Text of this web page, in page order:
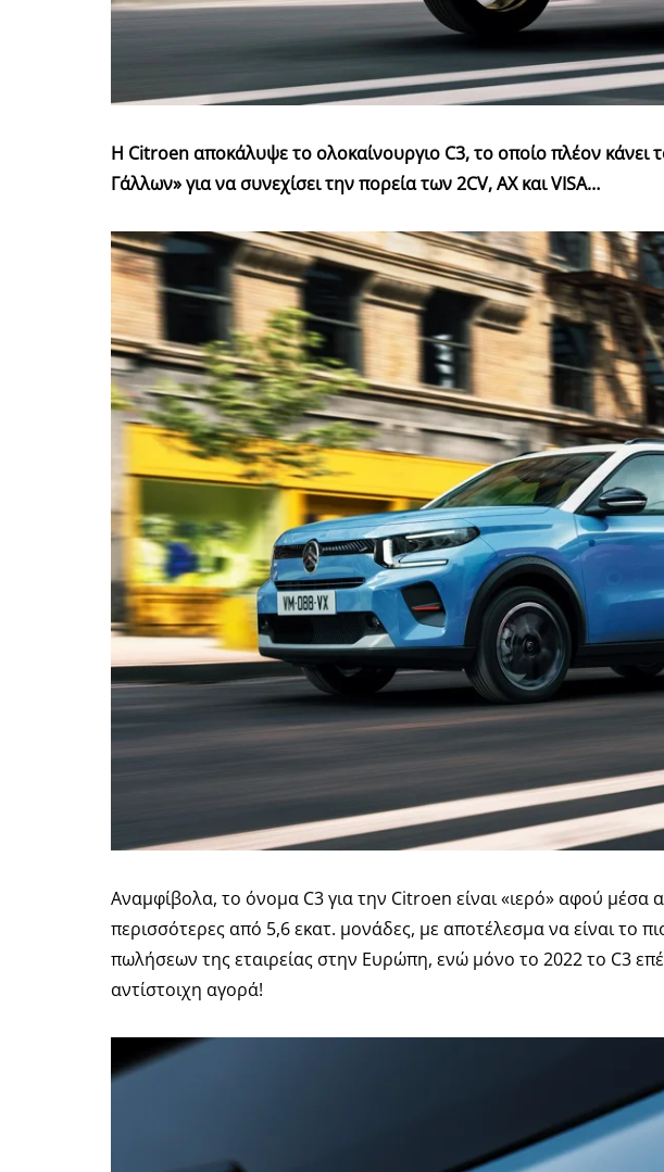
Η Citroen αποκάλυψε το ολοκαίνουργιο C3, το οποίο πλέον
Γάλλων» για να συνεχίσει την πορεία των 2CV, AX και VISA…
Αναμφίβολα, το όνομα C3 για την Citroen είναι «ιερό» αφού μέσα
περισσότερες από 5,6 εκατ. μονάδες, με αποτέλεσμα να είναι το
πωλήσεων της εταιρείας στην Ευρώπη, ενώ μόνο το 2022 το C3
αντίστοιχη αγορά!